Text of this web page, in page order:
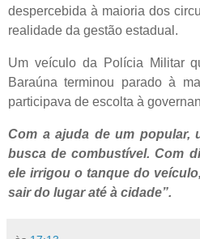
despercebida à maioria dos
realidade da gestão estadual.
Um veículo da Polícia Militar
Baraúna terminou parado à
participava de escolta à
Com a ajuda de um popular,
busca de combustível. Com
ele irrigou o tanque do
sair do lugar até à cidade”.